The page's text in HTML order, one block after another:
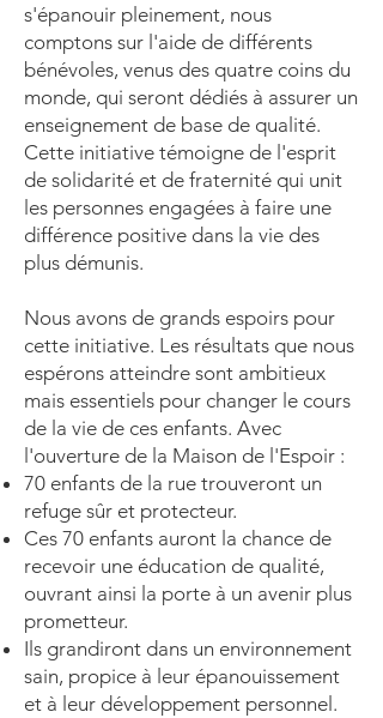
s'épanouir pleinement, nous
comptons sur l'aide de différents
bénévoles, venus des quatre coins du
monde, qui seront dédiés à assurer un
enseignement de base de qualité.
Cette initiative témoigne de l'esprit
de solidarité et de fraternité qui unit
les personnes engagées à faire une
différence positive dans la vie des
plus démunis.
Nous avons de grands espoirs pour
cette initiative. Les résultats que nous
espérons atteindre sont ambitieux
mais essentiels pour changer le cours
de la vie de ces enfants. Avec
l'ouverture de la Maison de l'Espoir :
70 enfants de la rue trouveront un
refuge sûr et protecteur.
Ces 70 enfants auront la chance de
recevoir une éducation de qualité,
ouvrant ainsi la porte à un avenir plus
prometteur.
Ils grandiront dans un environnement
sain, propice à leur épanouissement
et à leur développement personnel.